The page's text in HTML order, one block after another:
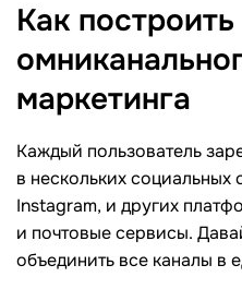
Как
маркетинга
Каждый пользователь
в нескольких
Instagram, и других
и почтовые сервисы.
объединить все каналы в